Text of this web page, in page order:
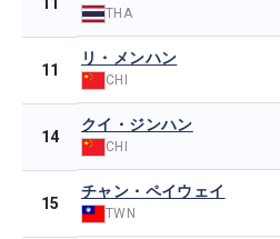
11
THA
11
リ・メンハン
CHI
14
クイ・ジンハン
CHI
15
チャン・ペイウェイ
TWN